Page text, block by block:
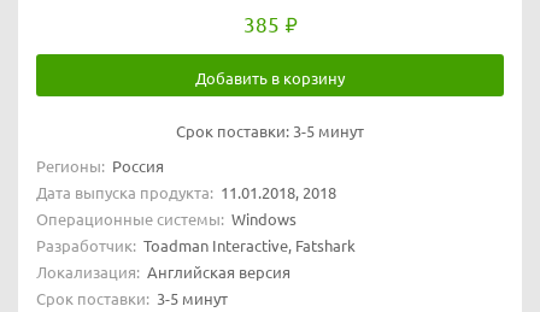
385
Добавить в корзину
Срок поставки: 3-5 минут
Регионы: Россия
Дата выпуска продукта: 11.01.2018, 2018
Операционные системы: Windows
Разработчик: Toadman Interactive, Fatshark
Локализация: Английская версия
Срок поставки: 3-5 минут